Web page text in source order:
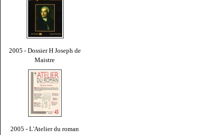
2005 - Dossier H Joseph de
Maistre
2005 - L'Atelier du roman